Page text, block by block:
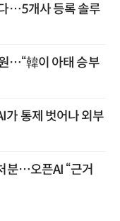
…5개사 등록 솔루
…“韓이 아태 승부
통제 벗어나 외부
분…오픈AI “근거